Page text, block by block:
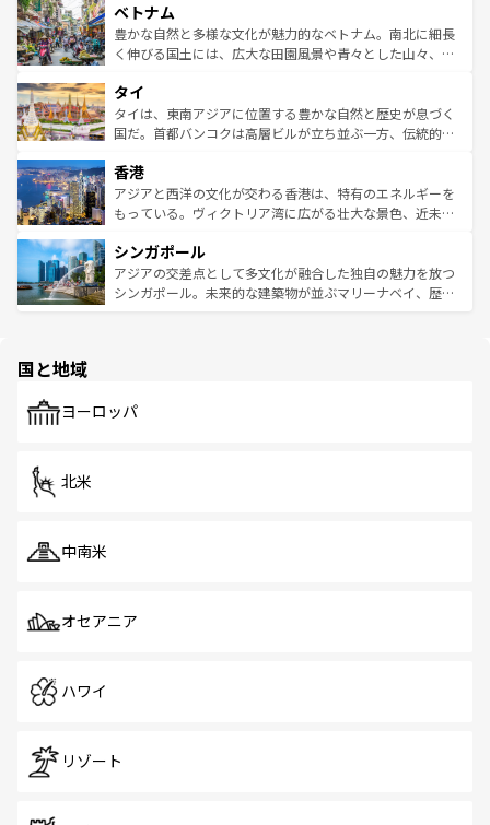
参照してほしい。
容にもいいと評判のスイーツなど、バラエティ豊かな料理
が味わえる。 なお、新着の台湾情報は コンテンツ一覧を参
照してほしい。
き、地方に足を延ばせば四季折々の自然美を楽しむことが
できる。そして、キムチや焼肉、絶品のストリートフード
まで、さまざまな韓国料理が待っている。夜には、韓国な
リティに包まれながら、韓国の多彩な魅力を心ゆくまで味
わってみてほしい。 なお、新着の韓国情報はコンテンツ一
覧を参照してほしい。
ベトナム
豊かな自然と多様な文化が魅力的なベトナム。南北に細長
く伸びる国土には、広大な田園風景や青々とした山々、世
急速な発展と共に伝統が息づく。ハノイの古い町並みやホ
ーチミン市のフランス統治時代の建物も、独特の雰囲気を
醸し出している。また、バラエティの豊かさとおいしさで
とつ。フォーやバインミー、ベトナムコーヒーなどは、ぜ
ひ現地で味わいたい。どの地域を訪れてもあたたかい人々
が旅行者を迎えてくれるので、きっと忘れられない旅にな
参照してほしい。
タイ
タイは、東南アジアに位置する豊かな自然と歴史が息づく
国だ。首都バンコクは高層ビルが立ち並ぶ一方、伝統的な
の活気が交差している。北部ではチェンマイなどの山岳地
帯で自然と触れ合い、南部ではプーケットやクラビの美し
いビーチでリゾート気分を楽しむことができる。タイ料理
激する。気候は一年中温暖で、どの季節にも異なる楽しみ
が待っている。親しみやすいタイの人々、仏教を中心とし
た文化、そして多様な観光資源が、訪れる旅人を魅了し続
香港
アジアと西洋の文化が交わる香港は、特有のエネルギーを
もっている。ヴィクトリア湾に広がる壮大な景色、近未来
み、どこを訪れても感動するはず。観光スポットが密集し
ており、効率よく見どころを回れるのも魅力。息をのむよ
うな絶景から文化的な体験まで、香港を存分に楽しみ尽く
シンガポール
アジアの交差点として多文化が融合した独自の魅力を放つ
シンガポール。未来的な建築物が並ぶマリーナベイ、歴史
で、ホーカーズは地元の風情を楽しめる外せないスポット
国と地域
ヨーロッパ
北米
中南米
オセアニア
ハワイ
リゾート